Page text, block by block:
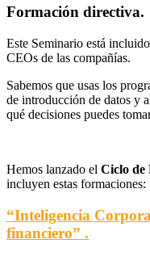
Formación directiva.
Este Seminario está
CEOs de las compañías.
Sabemos que usas los
de introducción de datos y
qué decisiones puedes
Hemos lanzado el Ciclo de
incluyen estas formaciones:
“Inteligencia
financiero” .